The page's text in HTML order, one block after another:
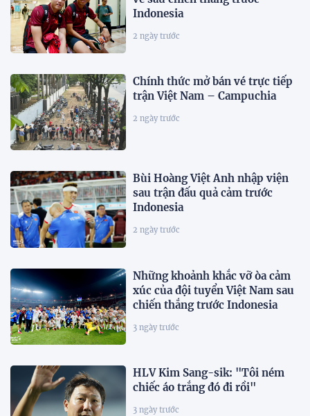
Indonesia
2 ngày trước
Chính thức mở bán vé trực tiếp
trận Việt Nam – Campuchia
2 ngày trước
Bùi Hoàng Việt Anh nhập viện
sau trận đấu quả cảm trước
Indonesia
2 ngày trước
Những khoảnh khắc vỡ òa cảm
xúc của đội tuyển Việt Nam sau
chiến thắng trước Indonesia
3 ngày trước
HLV Kim Sang-sik: "Tôi ném
chiếc áo trắng đó đi rồi"
3 ngày trước